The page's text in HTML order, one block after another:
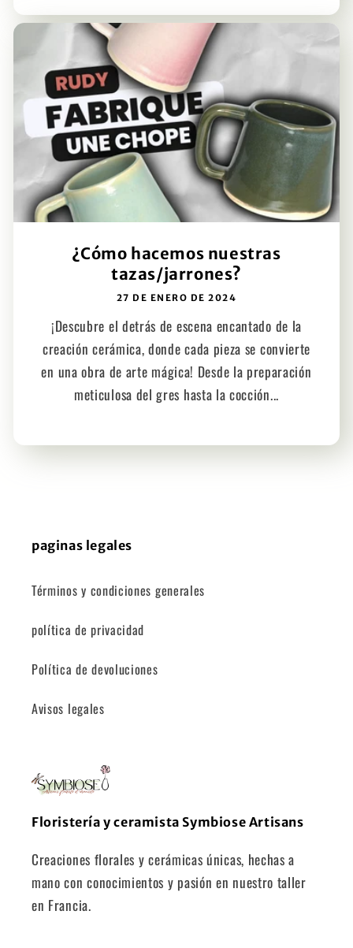
¿Cómo hacemos nuestras
tazas/jarrones?
27 DE ENERO DE 2024
¡Descubre el detrás de escena encantado de la
creación cerámica, donde cada pieza se convierte
en una obra de arte mágica! Desde la preparación
meticulosa del gres hasta la cocción...
paginas legales
Términos y condiciones generales
política de privacidad
Política de devoluciones
Avisos legales
Floristería y ceramista Symbiose Artisans
Creaciones florales y cerámicas únicas, hechas a
mano con conocimientos y pasión en nuestro taller
en Francia.